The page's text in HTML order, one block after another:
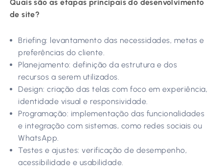
Quais são as etapas principais do desenvolvimento
de site?
Briefing: levantamento das necessidades, metas e
preferências do cliente.
Planejamento: definição da estrutura e dos
recursos a serem utilizados.
Design: criação das telas com foco em experiência,
identidade visual e responsividade.
Programação: implementação das funcionalidades
e integração com sistemas, como redes sociais ou
WhatsApp.
Testes e ajustes: verificação de desempenho,
acessibilidade e usabilidade.